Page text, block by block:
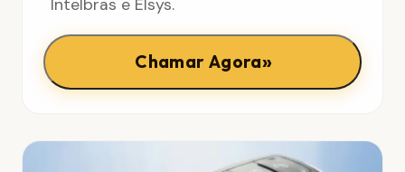
Chamar Agora»